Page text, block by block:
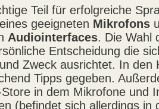
Teil für erfolgreiche
geeigneten Mikrofons
Audiointerfaces. Die Wahl
Entscheidung die
Zweck ausrichtet. In den
Tipps gegeben.
in dem Mikrofone und
(befindet sich allerdings in